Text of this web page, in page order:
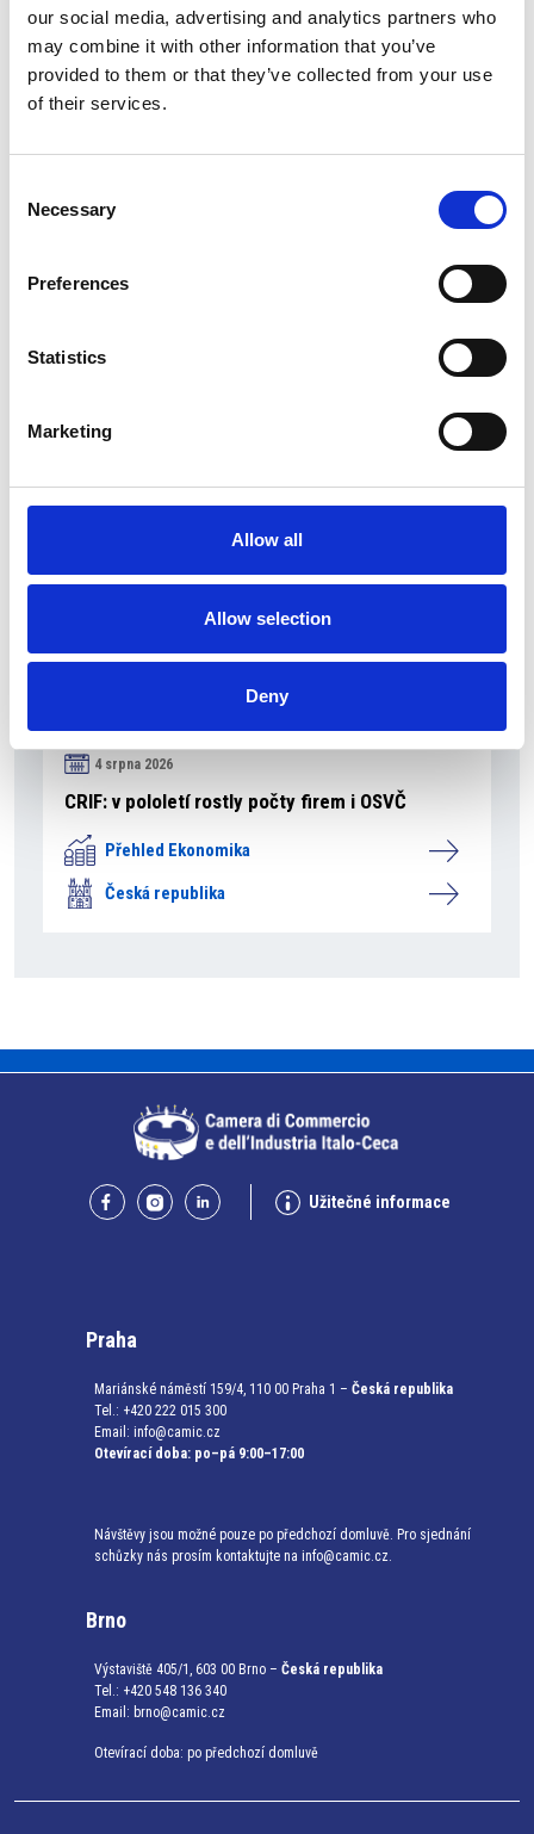
our social media, advertising and analytics partners who
may combine it with other information that you’ve
provided to them or that they’ve collected from your use
of their services.
Selection
Necessary
Preferences
Statistics
Marketing
Allow all
Allow selection
Deny
Česká republika
4 srpna 2026
CRIF: v pololetí rostly počty firem i OSVČ
Přehled Ekonomika
Česká republika
Užitečné informace
Praha
Mariánské náměstí 159/4, 110 00 Praha 1 – Česká republika
Tel.: +420 222 015 300
Email: info@camic.cz
Otevírací doba: po–pá 9:00–17:00
Návštěvy jsou možné pouze po předchozí domluvě. Pro sjednání
schůzky nás prosím kontaktujte na info@camic.cz.
Brno
Výstaviště 405/1, 603 00 Brno – Česká republika
Tel.: +420 548 136 340
Email: brno@camic.cz
Otevírací doba: po předchozí domluvě